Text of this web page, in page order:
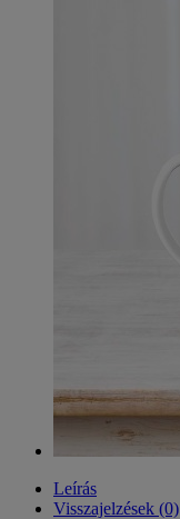
Leírás
Visszajelzések (0)